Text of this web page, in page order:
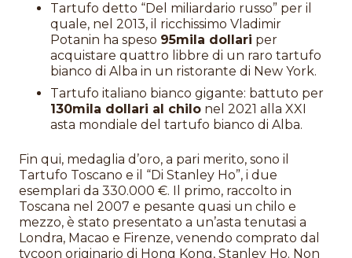
Tartufo detto “Del miliardario russo” per il
quale, nel 2013, il ricchissimo Vladimir
Potanin ha speso 95mila dollari per
acquistare quattro libbre di un raro tartufo
bianco di Alba in un ristorante di New York.
Tartufo italiano bianco gigante: battuto per
130mila dollari al chilo nel 2021 alla XXI
asta mondiale del tartufo bianco di Alba.
Fin qui, medaglia d’oro, a pari merito, sono il
Tartufo Toscano e il “Di Stanley Ho”, i due
esemplari da 330.000 €. Il primo, raccolto in
Toscana nel 2007 e pesante quasi un chilo e
mezzo, è stato presentato a un’asta tenutasi a
Londra, Macao e Firenze, venendo comprato dal
tycoon originario di Hong Kong, Stanley Ho. Non